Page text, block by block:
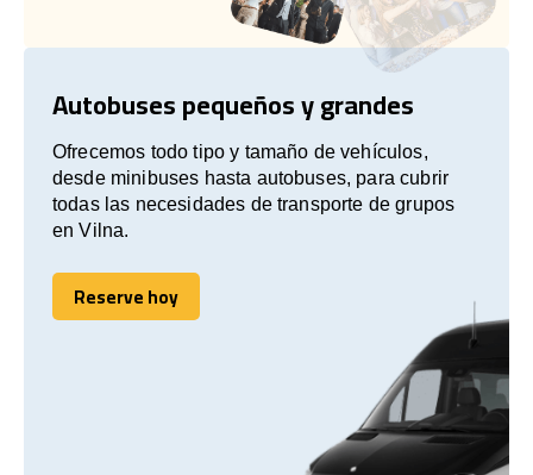
Autobuses pequeños y grandes
Ofrecemos todo tipo y tamaño de vehículos,
desde minibuses hasta autobuses, para cubrir
todas las necesidades de transporte de grupos
en Vilna.
Reserve hoy
Reserve hoy